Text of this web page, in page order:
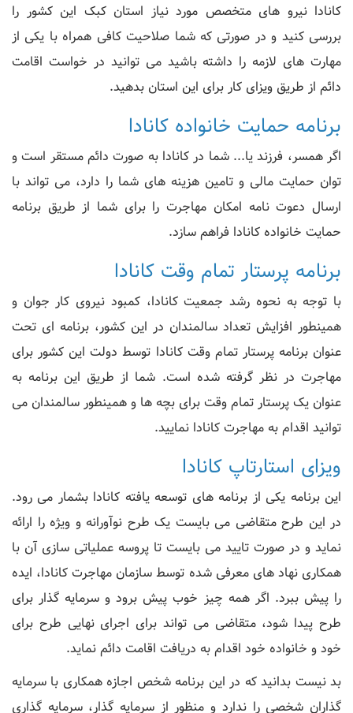
کانادا نیرو های متخصص مورد نیاز استان کبک این کشور را
بررسی کنید و در صورتی که شما صلاحیت کافی همراه با یکی از
مهارت های لازمه را داشته باشید می توانید در خواست اقامت
دائم از طریق ویزای کار برای این استان بدهید.
برنامه حمایت خانواده کانادا
اگر همسر، فرزند یا... شما در کانادا به صورت دائم مستقر است و
توان حمایت مالی و تامین هزینه های شما را دارد، می تواند با
ارسال دعوت نامه امکان مهاجرت را برای شما از طریق برنامه
حمایت خانواده کانادا فراهم سازد.
برنامه پرستار تمام وقت کانادا
با توجه به نحوه رشد جمعیت کانادا، کمبود نیروی کار جوان و
همینطور افزایش تعداد سالمندان در این کشور، برنامه ای تحت
عنوان برنامه پرستار تمام وقت کانادا توسط دولت این کشور برای
مهاجرت در نظر گرفته شده است. شما از طریق این برنامه به
عنوان یک پرستار تمام وقت برای بچه ها و همینطور سالمندان می
توانید اقدام به مهاجرت کانادا نمایید.
ویزای استارتاپ کانادا
این برنامه یکی از برنامه های توسعه یافته کانادا بشمار می رود.
در این طرح متقاضی می بایست یک طرح نوآورانه و ویژه را ارائه
نماید و در صورت تایید می بایست تا پروسه عملیاتی سازی آن با
همکاری نهاد های معرفی شده توسط سازمان مهاجرت کانادا، ایده
را پیش ببرد. اگر همه چیز خوب پیش برود و سرمایه گذار برای
طرح پیدا شود، متقاضی می تواند برای اجرای نهایی طرح برای
خود و خانواده خود اقدام به دریافت اقامت دائم نماید.
بد نیست بدانید که در این برنامه شخص اجازه همکاری با سرمایه
گذاران شخصی را ندارد و منظور از سرمایه گذار، سرمایه گذاری